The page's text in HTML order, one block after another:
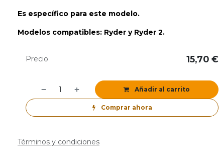
Es específico para este modelo.
Modelos compatibles: Ryder y Ryder 2.
Añadir al carrito
Comprar ahora
Precio 15,70 €
Términos y condiciones